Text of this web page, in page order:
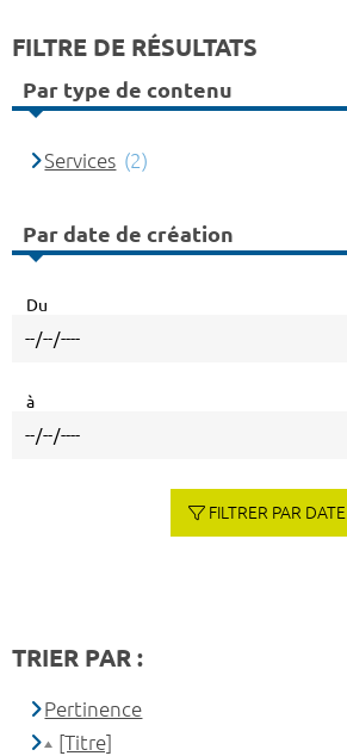
FILTRE DE RÉSULTATS
Par type de contenu
Services (2)
Par date de création
Du
à
FILTRER PAR DATE
TRIER PAR :
Pertinence
[Titre]